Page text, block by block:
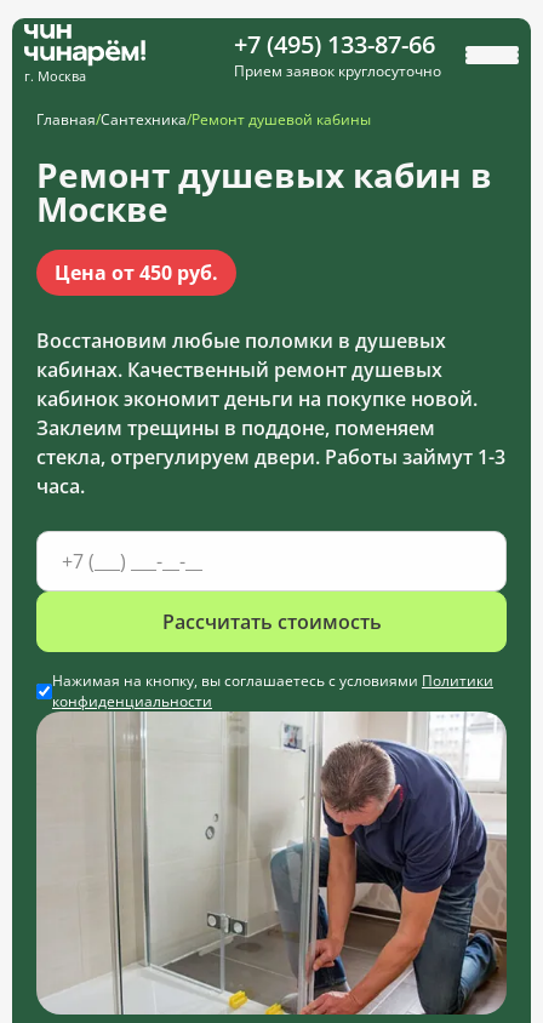
г. Москва
+7 (495) 133-87-66
Прием заявок круглосуточно
Главная/Сантехника/Ремонт душевой кабины
Ремонт душевых кабин в
Москве
Цена от 450 руб.
Восстановим любые поломки в душевых
кабинах. Качественный ремонт душевых
кабинок экономит деньги на покупке новой.
Заклеим трещины в поддоне, поменяем
стекла, отрегулируем двери. Работы займут 1-3
часа.
Рассчитать стоимость
Нажимая на кнопку, вы соглашаетесь с условиями Политики
конфиденциальности